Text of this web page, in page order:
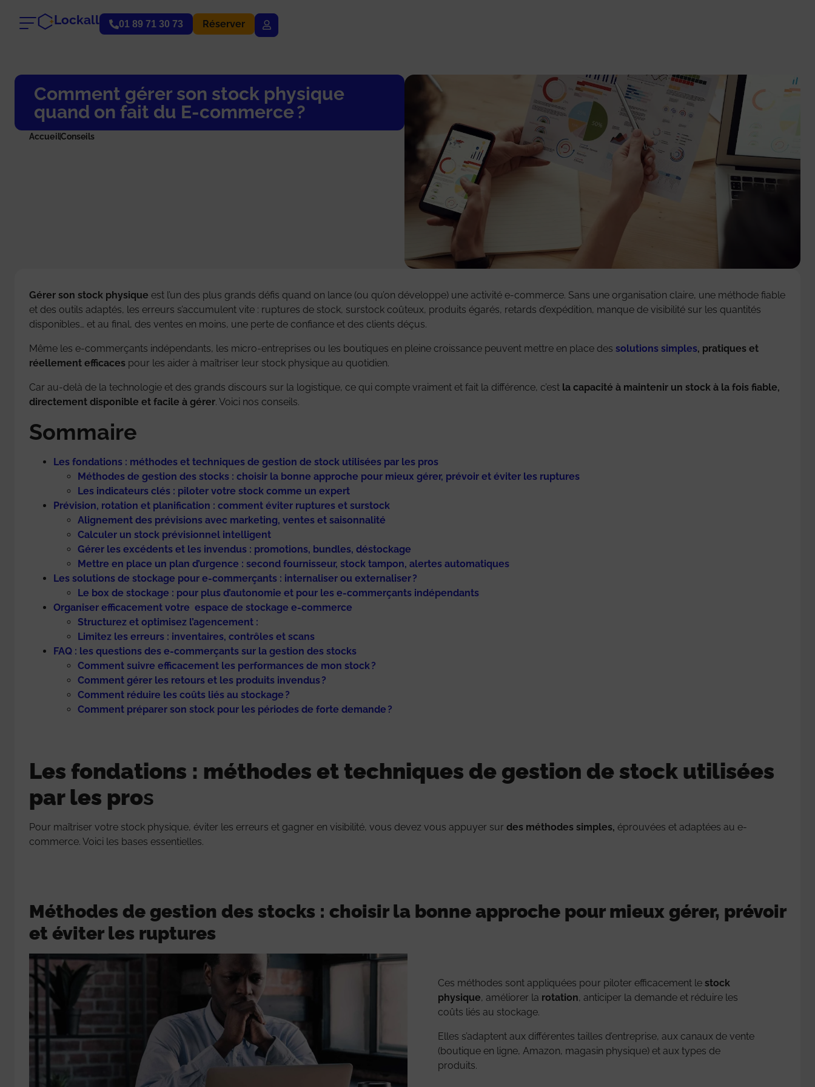
Lockall 01 89 71 30 73 Réserver
Comment gérer son stock physique
quand on fait du E-commerce ?
AccueilConseils
Gérer son stock physique est l’un des plus grands défis quand on lance (ou qu’on développe) une activité e-commerce. Sans une organisation claire, une méthode fiable
et des outils adaptés, les erreurs s’accumulent vite : ruptures de stock, surstock coûteux, produits égarés, retards d’expédition, manque de visibilité sur les quantités
disponibles… et au final, des ventes en moins, une perte de confiance et des clients déçus.
Même les e-commerçants indépendants, les micro-entreprises ou les boutiques en pleine croissance peuvent mettre en place des solutions simples, pratiques et
réellement efficaces pour les aider à maîtriser leur stock physique au quotidien.
Car au-delà de la technologie et des grands discours sur la logistique, ce qui compte vraiment et fait la différence, c’est la capacité à maintenir un stock à la fois fiable,
directement disponible et facile à gérer. Voici nos conseils.
Sommaire
Les fondations : méthodes et techniques de gestion de stock utilisées par les pros
Méthodes de gestion des stocks : choisir la bonne approche pour mieux gérer, prévoir et éviter les ruptures
Les indicateurs clés : piloter votre stock comme un expert
Prévision, rotation et planification : comment éviter ruptures et surstock
Alignement des prévisions avec marketing, ventes et saisonnalité
Calculer un stock prévisionnel intelligent
Gérer les excédents et les invendus : promotions, bundles, déstockage
Mettre en place un plan d’urgence : second fournisseur, stock tampon, alertes automatiques
Les solutions de stockage pour e-commerçants : internaliser ou externaliser ?
Le box de stockage : pour plus d’autonomie et pour les e-commerçants indépendants
Organiser efficacement votre espace de stockage e-commerce
Structurez et optimisez l’agencement :
Limitez les erreurs : inventaires, contrôles et scans
FAQ : les questions des e-commerçants sur la gestion des stocks
Comment suivre efficacement les performances de mon stock ?
Comment gérer les retours et les produits invendus ?
Comment réduire les coûts liés au stockage ?
Comment préparer son stock pour les périodes de forte demande ?
Les fondations : méthodes et techniques de gestion de stock utilisées
par les pros
Pour maîtriser votre stock physique, éviter les erreurs et gagner en visibilité, vous devez vous appuyer sur des méthodes simples, éprouvées et adaptées au e-
commerce. Voici les bases essentielles.
Méthodes de gestion des stocks : choisir la bonne approche pour mieux gérer, prévoir
et éviter les ruptures
Ces méthodes sont appliquées pour piloter efficacement le stock
physique, améliorer la rotation, anticiper la demande et réduire les
coûts liés au stockage.
Elles s’adaptent aux différentes tailles d’entreprise, aux canaux de vente
(boutique en ligne, Amazon, magasin physique) et aux types de
produits.